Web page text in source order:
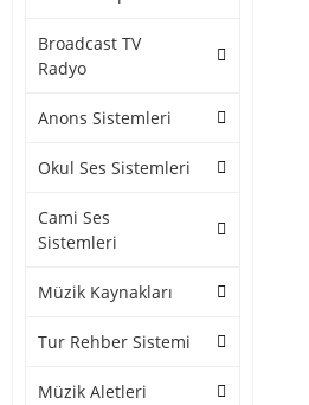
Broadcast TV
Radyo
Anons Sistemleri
Okul Ses Sistemleri
Cami Ses
Sistemleri
Müzik Kaynakları
Tur Rehber Sistemi
Müzik Aletleri